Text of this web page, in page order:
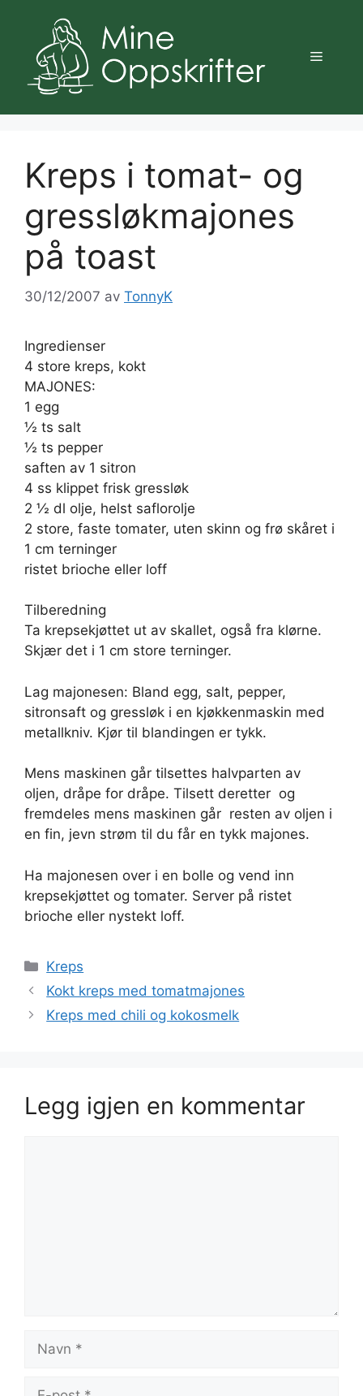
innhold
Meny
Kreps i tomat- og
gressløkmajones
på toast
30/12/2007 av TonnyK
Ingredienser
4 store kreps, kokt
MAJONES:
1 egg
½ ts salt
½ ts pepper
saften av 1 sitron
4 ss klippet frisk gressløk
2 ½ dl olje, helst saflorolje
2 store, faste tomater, uten skinn og frø skåret i
1 cm terninger
ristet brioche eller loff
Tilberedning
Ta krepsekjøttet ut av skallet, også fra klørne.
Skjær det i 1 cm store terninger.
Lag majonesen: Bland egg, salt, pepper,
sitronsaft og gressløk i en kjøkkenmaskin med
metallkniv. Kjør til blandingen er tykk.
Mens maskinen går tilsettes halvparten av
oljen, dråpe for dråpe. Tilsett deretter  og
fremdeles mens maskinen går  resten av oljen i
en fin, jevn strøm til du får en tykk majones.
Ha majonesen over i en bolle og vend inn
krepsekjøttet og tomater. Server på ristet
brioche eller nystekt loff.
Kategorier
Kreps
Kokt kreps med tomatmajones
Kreps med chili og kokosmelk
Legg igjen en kommentar